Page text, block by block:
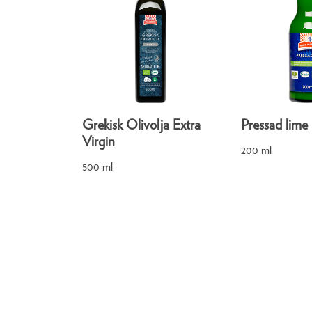
Grekisk Olivolja Extra
Virgin
500 ml
Pressad lime
200 ml